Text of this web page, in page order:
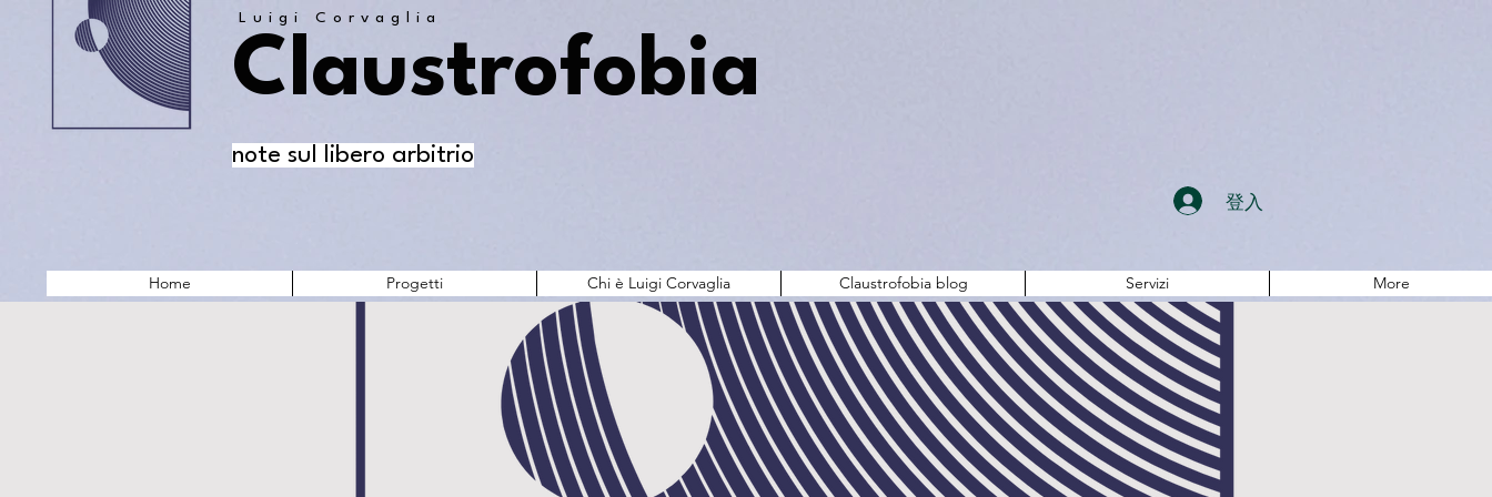
Luigi Corvaglia
Claustrofobia
note sul libero arbitrio
登入
Home Progetti Chi è Luigi Corvaglia Claustrofobia blog Servizi More